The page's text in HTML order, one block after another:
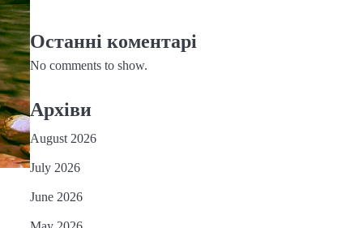
Останні коментарі
No comments to show.
Архіви
August 2026
July 2026
June 2026